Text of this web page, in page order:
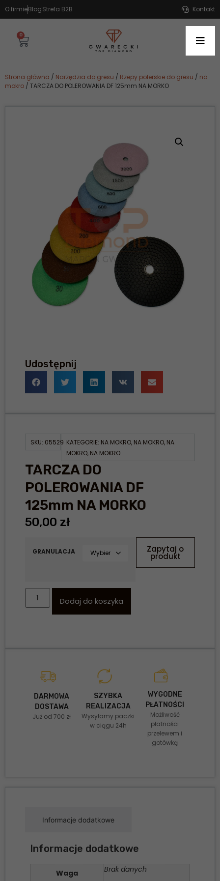
O firmieBlogStrefa B2B Kontakt
0
Strona główna / Narzędzia do gresu / Rzepy polerskie do gresu / na
mokro / TARCZA DO POLEROWANIA DF 125mm NA MORKO
Udostępnij
SKU: 05529 KATEGORIE: NA MOKRO, NA MOKRO, NA
MOKRO, NA MOKRO
TARCZA DO
POLEROWANIA DF
125mm NA MORKO
50,00 zł
GRANULACJA
Dodaj do koszyka
Zapytaj o
produkt
DARMOWA
DOSTAWA
Już od 700 zł
SZYBKA
REALIZACJA
Wysyłamy paczki
w ciągu 24h
WYGODNE
PŁATNOŚCI
Możliwość
płatności
przelewem i
gotówką
Informacje dodatkowe
Informacje dodatkowe
Waga Brak danych